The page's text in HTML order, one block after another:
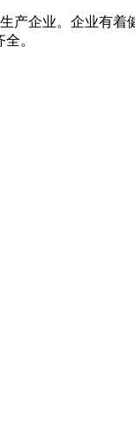
企业。企业有
。